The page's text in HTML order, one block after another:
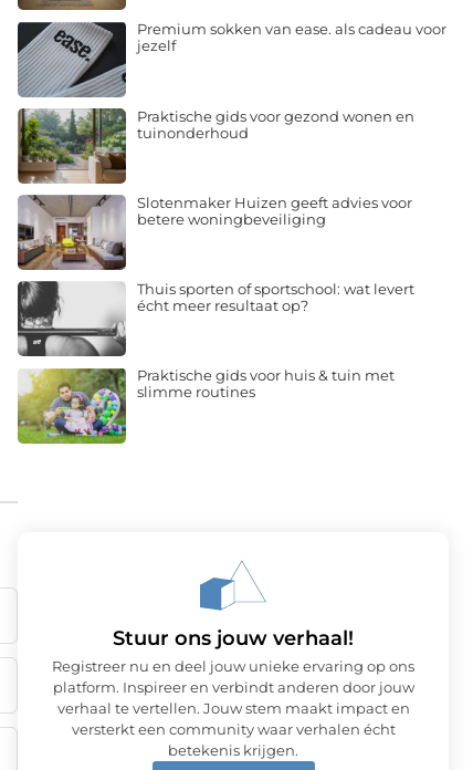
Premium sokken van ease. als cadeau voor
jezelf
Praktische gids voor gezond wonen en
tuinonderhoud
Slotenmaker Huizen geeft advies voor
betere woningbeveiliging
Thuis sporten of sportschool: wat levert
écht meer resultaat op?
Praktische gids voor huis & tuin met
slimme routines
Stuur ons jouw verhaal!
Registreer nu en deel jouw unieke ervaring op ons
platform. Inspireer en verbindt anderen door jouw
verhaal te vertellen. Jouw stem maakt impact en
versterkt een community waar verhalen écht
betekenis krijgen.